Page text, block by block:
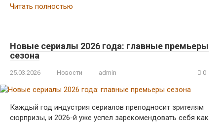
Читать полностью
Новые сериалы 2026 года: главные премьеры
сезона
25.03.2026 Новости admin 0
Каждый год индустрия сериалов преподносит зрителям
сюрпризы, и 2026-й уже успел зарекомендовать себя как